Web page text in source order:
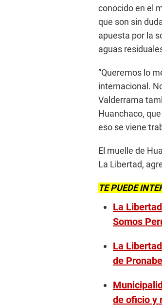
conocido en el
que son sin
apuesta por la
aguas
“Queremos lo
internacional.
Valderrama
Huanchaco,
eso se viene
El muelle de
La Libertad,
TE PUEDE
La
Somos
La
de
de oficio y